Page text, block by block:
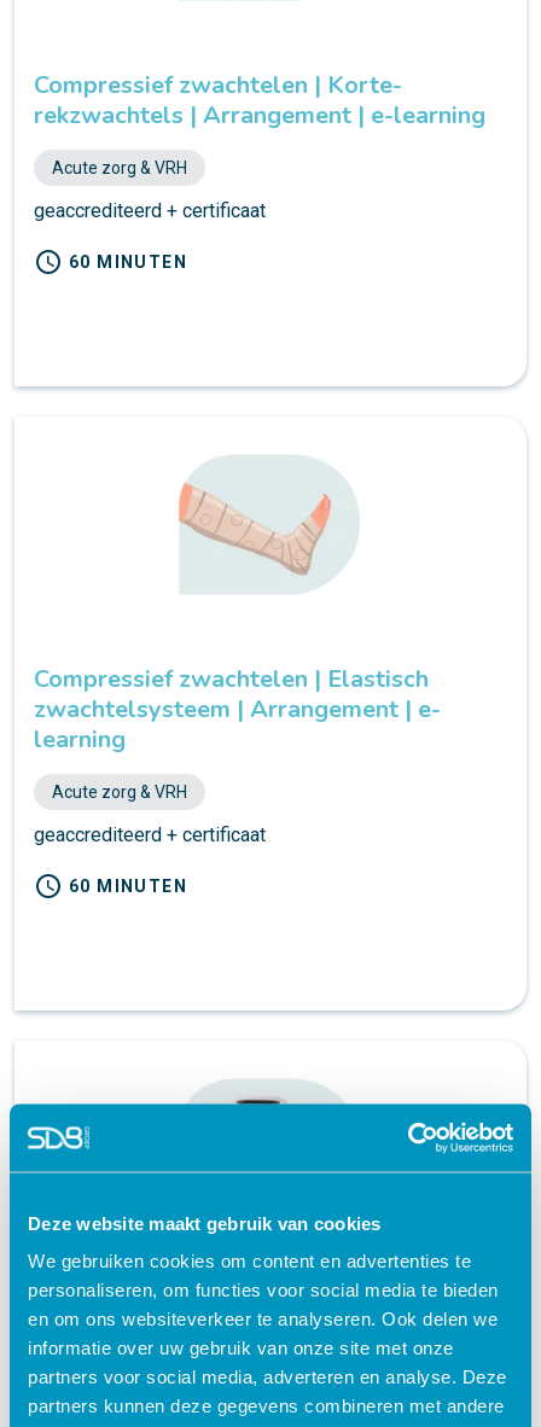
Deze website maakt gebruik van cookies
We gebruiken cookies om content en advertenties te
personaliseren, om functies voor social media te bieden
en om ons websiteverkeer te analyseren. Ook delen we
informatie over uw gebruik van onze site met onze
partners voor social media, adverteren en analyse. Deze
partners kunnen deze gegevens combineren met andere
Compressief zwachtelen | Korte-
rekzwachtels | Arrangement | e-learning
Acute zorg & VRH
geaccrediteerd + certificaat
schedule 60 MINUTEN
Compressief zwachtelen | Elastisch
zwachtelsysteem | Arrangement | e-
learning
Acute zorg & VRH
geaccrediteerd + certificaat
schedule 60 MINUTEN
Defibrillator Medtronic LIFEPAK 20 | e-
learning
Medische technologie